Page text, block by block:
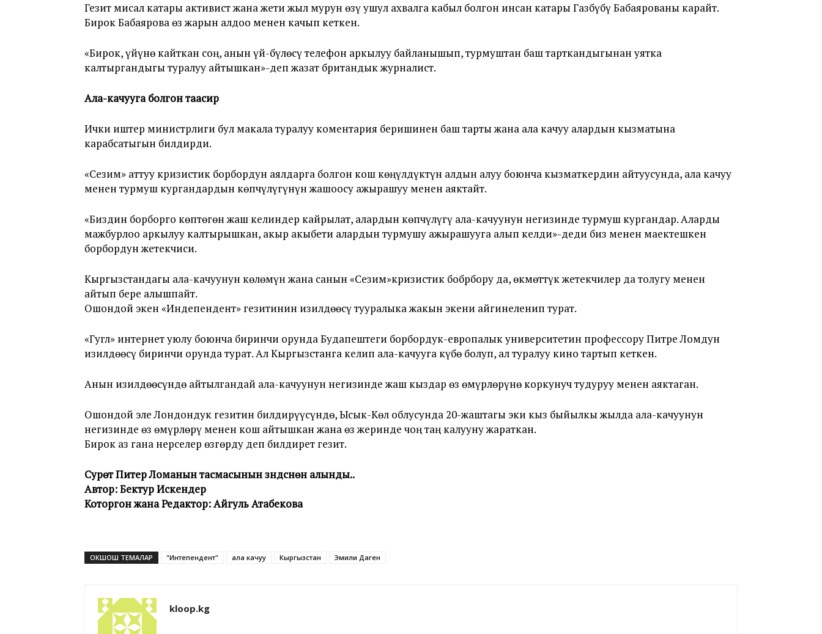
Гезит мисал катары активист жана жети жыл мурун өзү ушул ахвалга кабыл болгон инсан катары Газбүбү Бабаярованы карайт.
Бирок Бабаярова өз жарын алдоо менен качып кеткен.
«Бирок, үйүнө кайткан соң, анын үй-бүлөсү телефон аркылуу байланышып, турмуштан баш тарткандыгынан уятка
калтыргандыгы туралуу айтышкан»-деп жазат британдык журналист.
Ала-качууга болгон таасир
Ички иштер министрлиги бул макала туралуу коментария беришинен баш тарты жана ала качуу алардын кызматына
карабсатыгын билдирди.
«Сезим» аттуу кризистик борбордун аялдарга болгон кош көңүлдүктүн алдын алуу боюнча кызматкердин айтуусунда, ала качуу
менен турмуш кургандардын көпчүлүгүнүн жашоосу ажырашуу менен аяктайт.
«Биздин борборго көптөгөн жаш келиндер кайрылат, алардын көпчүлүгү ала-качуунун негизинде турмуш кургандар. Аларды
мажбурлоо аркылуу калтырышкан, акыр акыбети алардын турмушу ажырашууга алып келди»-деди биз менен маектешкен
борбордун жетекчиси.
Кыргызстандагы ала-качуунун көлөмүн жана санын «Сезим»кризистик бобрбору да, өкмөттүк жетекчилер да толугу менен
айтып бере алышпайт.
Ошондой экен «Индепендент» гезитинин изилдөөсү тууралыка жакын экени айгинеленип турат.
«Гугл» интернет уюлу боюнча биринчи орунда Будапештеги борбордук-европалык университетин профессору Питре Ломдун
изилдөөсү биринчи орунда турат. Ал Кыргызстанга келип ала-качууга күбө болуп, ал туралуу кино тартып кеткен.
Анын изилдөөсүндө айтылгандай ала-качуунун негизинде жаш кыздар өз өмүрлөрүнө коркунуч тудуруу менен аяктаган.
Ошондой эле Лондондук гезитин билдирүүсүндө, Ысык-Көл облусунда 20-жаштагы эки кыз быйылкы жылда ала-качуунун
негизинде өз өмүрлөрү менен кош айтышкан жана өз жеринде чоң таң калууну жараткан.
Бирок аз гана нерселер өзгөрду деп билдирет гезит.
Сурөт Питер Ломанын тасмасынын үзүндүсүнөн алынды..
Автор: Бектур Искендер
Которгон жана Редактор: Айгуль Атабекова
ОКШОШ ТЕМАЛАР "Интепендент" ала качуу Кыргызстан Эмили Даген
kloop.kg